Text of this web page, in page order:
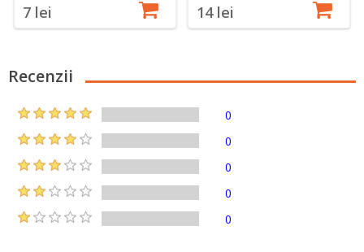
7 lei 14 lei
Recenzii
0
0
0
0
0